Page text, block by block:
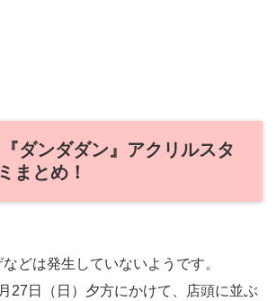
『ダンダダン』アクリルスタ
まとめ！
どは発生していないようです。
27日（日）夕方にかけて、店頭に並ぶ